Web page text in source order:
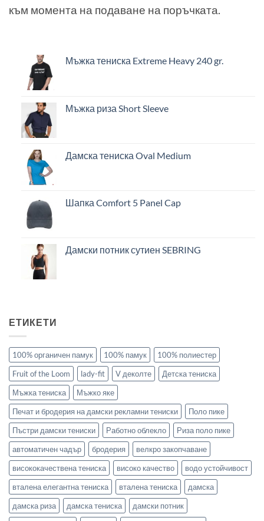
към момента на подаване на поръчката.
Мъжка тениска Extreme Heavy 240 gr.
Мъжка риза Short Sleeve
Дамска тениска Oval Medium
Шапка Comfort 5 Panel Cap
Дамски потник сутиен SEBRING
ЕТИКЕТИ
100% органичен памук 100% памук
100% полиестер
Fruit of the Loom
lady-fit V деколте
Детска тениска
Мъжка тениска
Мъжко яке
Печат и бродерия на дамски рекламни тениски
Поло пике
Пъстри дамски тениски
Работно облекло
Риза поло пике
автоматичен чадър
бродерия
велкро закопчаване
висококачествена тениска
високо качество
водо устойчивост
вталена елегантна тениска
вталена тениска
дамска
дамска риза
дамска тениска
дамски потник